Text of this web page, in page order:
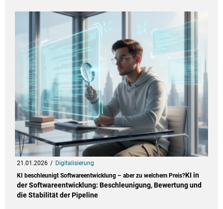
21.01.2026
Digitalisierung
KI beschleunigt Softwareentwicklung – aber zu welchem Preis?KI in
der Softwareentwicklung: Beschleunigung, Bewertung und
die Stabilität der Pipeline